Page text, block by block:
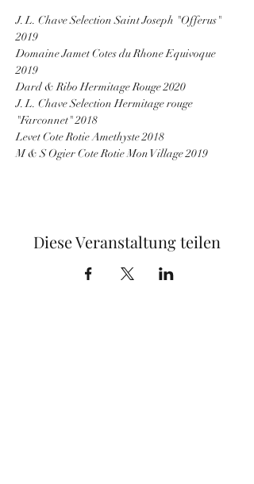
J. L. Chave Selection Saint Joseph "Offerus"
2019
Domaine Jamet Cotes du Rhone Equivoque
2019
Dard & Ribo Hermitage Rouge 2020
J. L. Chave Selection Hermitage rouge
"Farconnet" 2018
Levet Cote Rotie Amethyste 2018
M & S Ogier Cote Rotie Mon Village 2019
Diese Veranstaltung teilen